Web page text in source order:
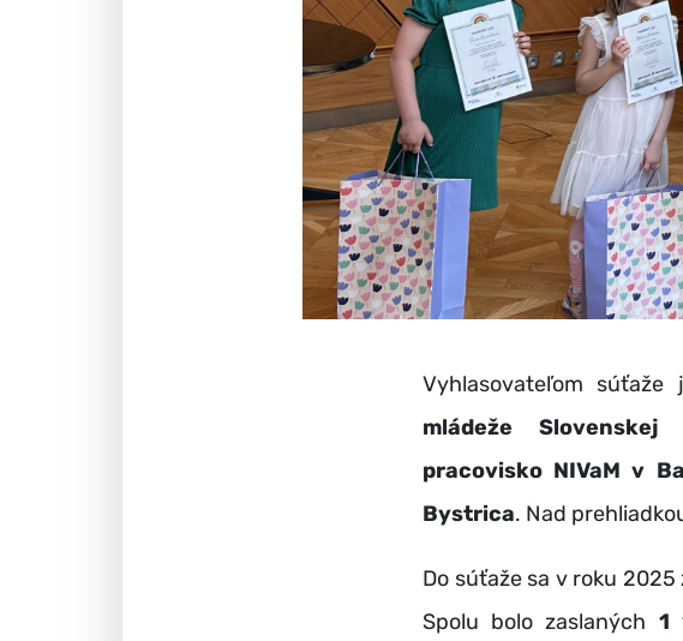
Vyhlasovateľom súťaže
mládeže Slovenskej
pracovisko NIVaM v
Bystrica. Nad
Do súťaže sa v roku 2025
Spolu bolo zaslaných 1